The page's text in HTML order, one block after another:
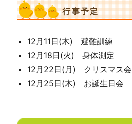
行事予定
12月11日(木) 避難訓練
12月18日(火) 身体測定
12月22日(月) クリスマス会
12月25日(木) お誕生日会